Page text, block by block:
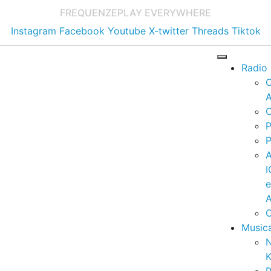
FREQUENZEPLAY EVERYWHERE
Instagram Facebook Youtube X-twitter Threads Tiktok
Radio
e